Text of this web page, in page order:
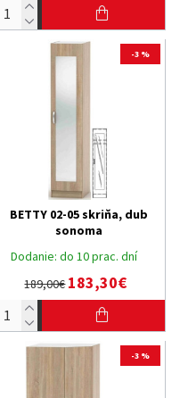
-3 %
Dodanie: do 10 prac. dní
BETTY 02-05 skriňa, dub
sonoma
189,00€183,30€
-3 %